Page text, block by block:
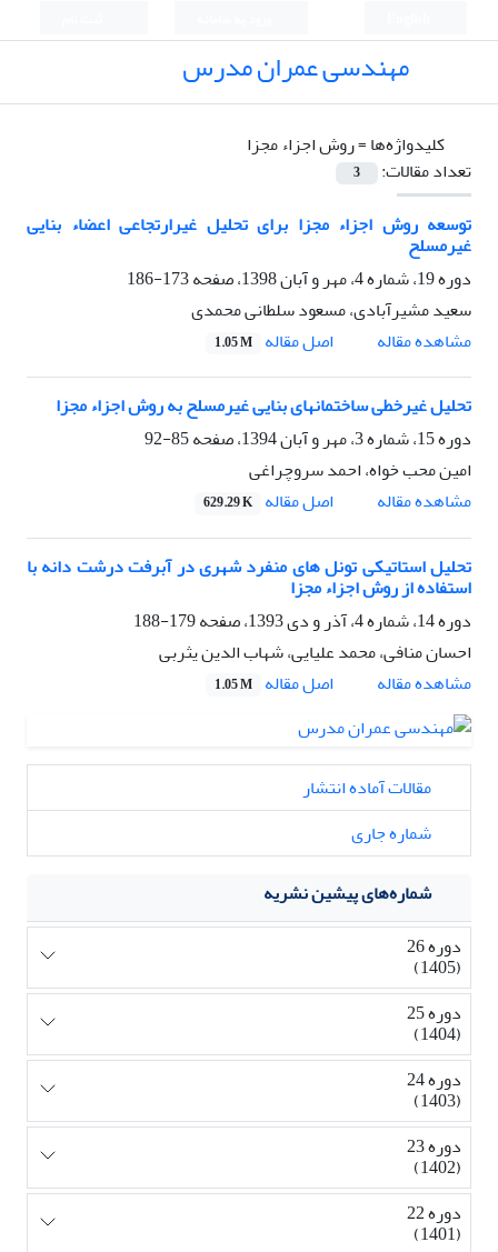
مهندسی عمران مدرس
کلیدواژه‌ها =روش اجزاء مجزا
تعداد مقالات:
3
توسعه روش اجزاء مجزا برای تحلیل غیرارتجاعی اعضاء بنایی
غیرمسلح
دوره 19، شماره 4، مهر و آبان 1398، صفحه
173-186
سعید مشیرآبادی، مسعود سلطانی محمدی
مشاهده مقاله
اصل مقاله 1.05 M
تحلیل غیرخطی ساختمانهای بنایی غیرمسلح به روش اجزاء مجزا
دوره 15، شماره 3، مهر و آبان 1394، صفحه
85-92
امین محب خواه، احمد سروچراغی
مشاهده مقاله
اصل مقاله 629.29 K
تحلیل استاتیکی تونل های منفرد شهری در آبرفت درشت دانه با
استفاده از روش اجزاء مجزا
دوره 14، شماره 4، آذر و دی 1393، صفحه
179-188
احسان منافی، محمد علیایی، شهاب الدین یثربی
مشاهده مقاله
اصل مقاله 1.05 M
مقالات آماده انتشار
شماره جاری
شماره‌های پیشین نشریه
دوره 26
(1405)
دوره 25
(1404)
دوره 24
(1403)
دوره 23
(1402)
دوره 22
(1401)